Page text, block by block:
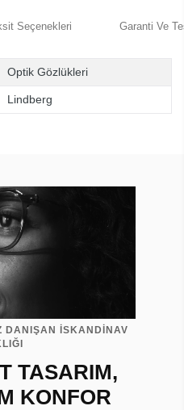
Seçenekleri Garanti Ve
Optik Gözlükleri
Lindberg
DANIŞAN İSKANDİNAV
TASARIM,
KONFOR